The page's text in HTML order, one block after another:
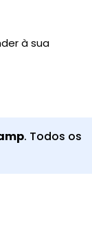
à sua
. Todos os